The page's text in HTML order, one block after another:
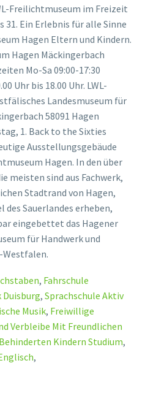
Freilichtmuseum im Freizeit
Ein Erlebnis für alle Sinne
Hagen Eltern und Kindern.
Hagen Mäckingerbach
Mo-Sa 09:00-17:30
Uhr bis 18.00 Uhr. LWL-
Landesmuseum für
58091 Hagen
1. Back to the Sixties
Ausstellungsgebäude
Hagen. In den über
meisten sind aus Fachwerk,
Stadtrand von Hagen,
Sauerlandes erheben,
eingebettet das Hagener
für Handwerk und
Westfalen.
, Fahrschule
Duisburg, Sprachschule Aktiv
Musik, Freiwillige
Verbleibe Mit Freundlichen
Kindern Studium,
,